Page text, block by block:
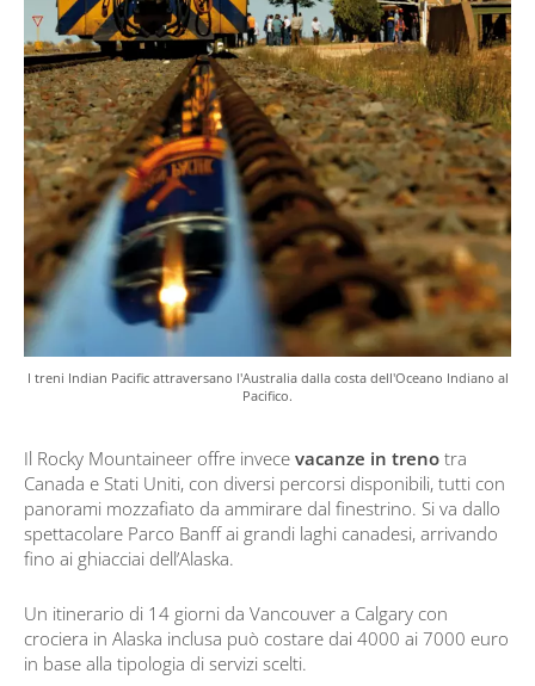
I treni Indian Pacific attraversano l'Australia dalla costa dell'Oceano Indiano al
Pacifico.
Il Rocky Mountaineer offre invece vacanze in treno tra
Canada e Stati Uniti, con diversi percorsi disponibili, tutti con
panorami mozzafiato da ammirare dal finestrino. Si va dallo
spettacolare Parco Banff ai grandi laghi canadesi, arrivando
fino ai ghiacciai dell’Alaska.
Un itinerario di 14 giorni da Vancouver a Calgary con
crociera in Alaska inclusa può costare dai 4000 ai 7000 euro
in base alla tipologia di servizi scelti.